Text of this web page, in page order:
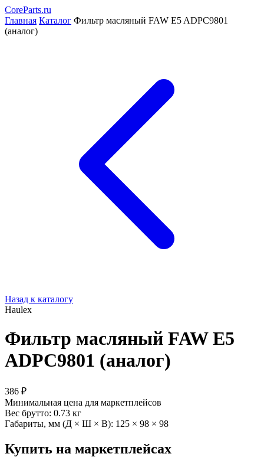
CoreParts.ru
Главная Каталог Фильтр масляный FAW E5 ADPC9801
(аналог)
Назад к каталогу
Haulex
Фильтр масляный FAW E5
ADPC9801 (аналог)
386 ₽
Минимальная цена для маркетплейсов
Вес брутто: 0.73 кг
Габариты, мм (Д × Ш × В): 125 × 98 × 98
Купить на маркетплейсах